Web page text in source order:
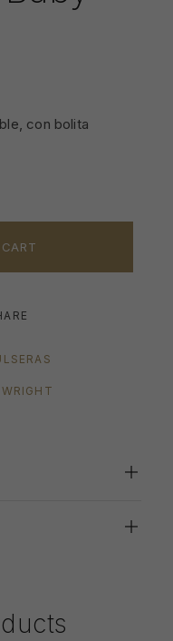
con bolita